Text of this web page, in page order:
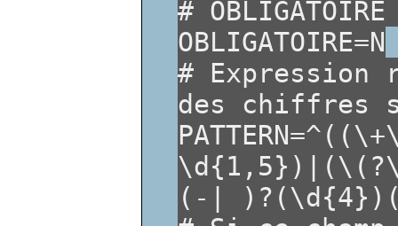
#
OBLIGATOIRE=N
# Expression
des chiffres
(-|